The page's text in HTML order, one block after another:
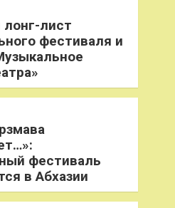
лист
фестиваля и
фестиваль
в Абхазии